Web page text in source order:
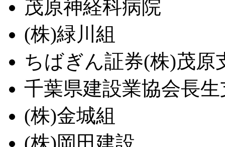
茂原神経科病院
(株)緑川組
ちばぎん証券(株)茂原
千葉県建設業協会長生
(株)金城組
(株)岡田建設